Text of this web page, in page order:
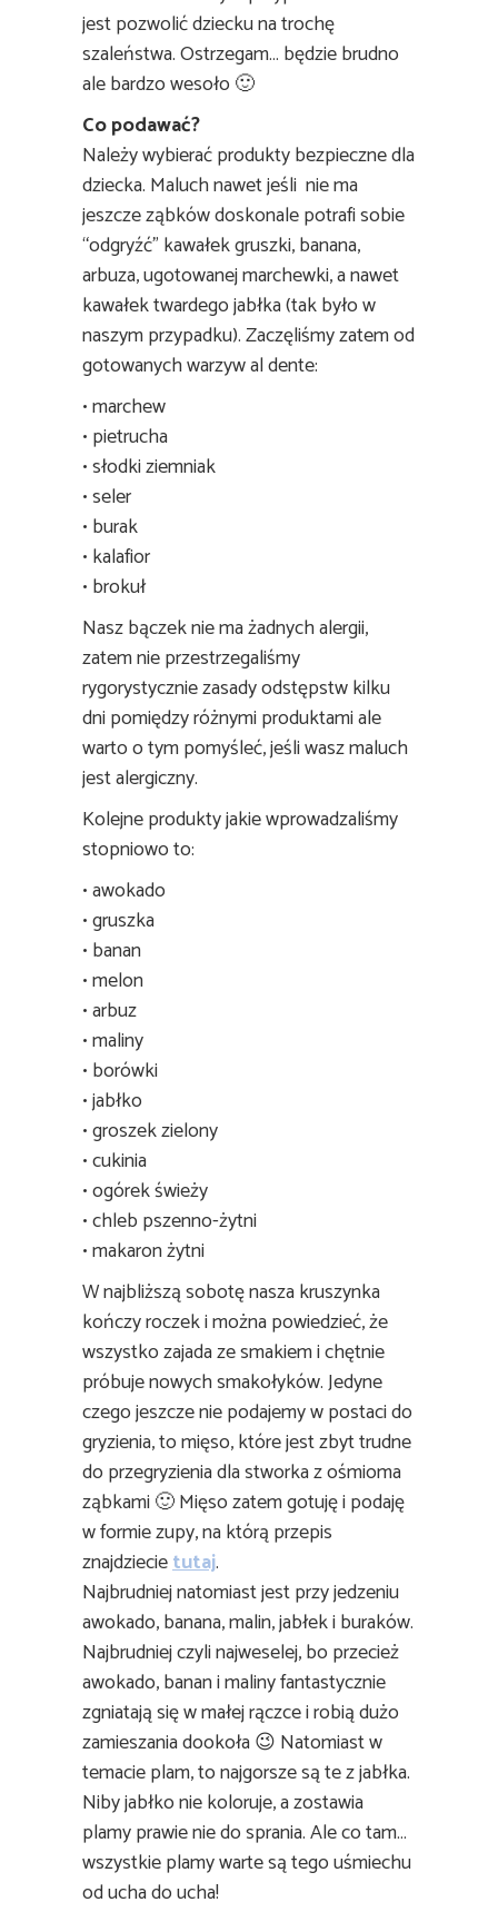
jest pozwolić dziecku na trochę
szaleństwa. Ostrzegam… będzie brudno
ale bardzo wesoło 🙂
Co podawać?
Należy wybierać produkty bezpieczne dla
dziecka. Maluch nawet jeśli nie ma
jeszcze ząbków doskonale potrafi sobie
“odgryźć” kawałek gruszki, banana,
arbuza, ugotowanej marchewki, a nawet
kawałek twardego jabłka (tak było w
naszym przypadku). Zaczęliśmy zatem od
gotowanych warzyw al dente:
• marchew
• pietrucha
• słodki ziemniak
• seler
• burak
• kalafior
• brokuł
Nasz bączek nie ma żadnych alergii,
zatem nie przestrzegaliśmy
rygorystycznie zasady odstępstw kilku
dni pomiędzy różnymi produktami ale
warto o tym pomyśleć, jeśli wasz maluch
jest alergiczny.
Kolejne produkty jakie wprowadzaliśmy
stopniowo to:
• awokado
• gruszka
• banan
• melon
• arbuz
• maliny
• borówki
• jabłko
• groszek zielony
• cukinia
• ogórek świeży
• chleb pszenno-żytni
• makaron żytni
W najbliższą sobotę nasza kruszynka
kończy roczek i można powiedzieć, że
wszystko zajada ze smakiem i chętnie
próbuje nowych smakołyków. Jedyne
czego jeszcze nie podajemy w postaci do
gryzienia, to mięso, które jest zbyt trudne
do przegryzienia dla stworka z ośmioma
ząbkami 🙂 Mięso zatem gotuję i podaję
w formie zupy, na którą przepis
znajdziecietutaj.
Najbrudniej natomiast jest przy jedzeniu
awokado, banana, malin, jabłek i buraków.
Najbrudniej czyli najweselej, bo przecież
awokado, banan i maliny fantastycznie
zgniatają się w małej rączce i robią dużo
zamieszania dookoła 😉 Natomiast w
temacie plam, to najgorsze są te z jabłka.
Niby jabłko nie koloruje, a zostawia
plamy prawie nie do sprania. Ale co tam…
wszystkie plamy warte są tego uśmiechu
od ucha do ucha!